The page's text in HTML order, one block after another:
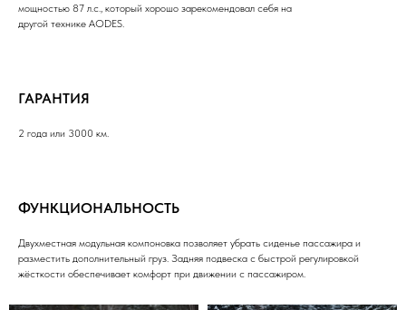
мощностью 87 л.с., который хорошо зарекомендовал себя на
другой технике AODES.
ГАРАНТИЯ
2 года или 3000 км.
ФУНКЦИОНАЛЬНОСТЬ
Двухместная модульная компоновка позволяет убрать сиденье пассажира и
разместить дополнительный груз. Задняя подвеска с быстрой регулировкой
жёсткости обеспечивает комфорт при движении с пассажиром.